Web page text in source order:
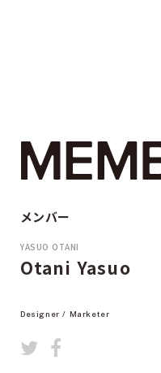
メンバー
YASUO OTANI
Otani Yasuo
Designer / Marketer